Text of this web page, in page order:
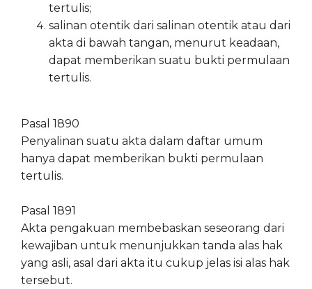
tertulis;
salinan otentik dari salinan otentik atau dari
akta di bawah tangan, menurut keadaan,
dapat memberikan suatu bukti permulaan
tertulis.
Pasal 1890
Penyalinan suatu akta dalam daftar umum
hanya dapat memberikan bukti permulaan
tertulis.
Pasal 1891
Akta pengakuan membebaskan seseorang dari
kewajiban untuk menunjukkan tanda alas hak
yang asli, asal dari akta itu cukup jelas isi alas hak
tersebut.